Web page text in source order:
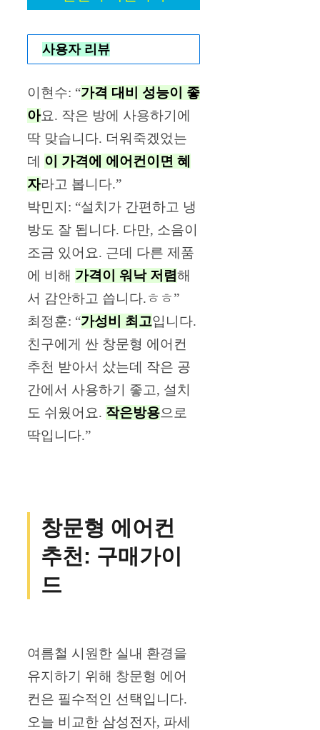
사용자 리뷰
이현수: “가격 대비 성능이 좋
아요. 작은 방에 사용하기에
딱 맞습니다. 더워죽겠었는
데 이 가격에 에어컨이면 혜
자라고 봅니다.”
박민지: “설치가 간편하고 냉
방도 잘 됩니다. 다만, 소음이
조금 있어요. 근데 다른 제품
에 비해 가격이 워낙 저렴해
서 감안하고 씁니다.ㅎㅎ”
최정훈: “가성비 최고입니다.
친구에게 싼 창문형 에어컨
추천 받아서 샀는데 작은 공
간에서 사용하기 좋고, 설치
도 쉬웠어요. 작은방용으로
딱입니다.”
창문형 에어컨
추천: 구매가이
드
여름철 시원한 실내 환경을
유지하기 위해 창문형 에어
컨은 필수적인 선택입니다.
오늘 비교한 삼성전자, 파세